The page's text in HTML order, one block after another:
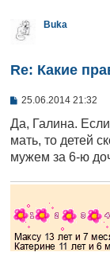
Buka
Re: Какие
С
о
б
щ
е
н
25.06.2014 21:32
Да, Галина.
мать, то детей
мужем за 6-ю